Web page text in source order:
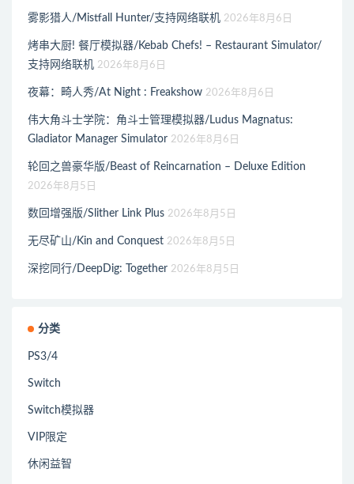
雾影猎人/Mistfall Hunter/支持网络联机 2026年8月6日
烤串大厨! 餐厅模拟器/Kebab Chefs! – Restaurant Simulator/
支持网络联机 2026年8月6日
夜幕：畸人秀/At Night : Freakshow 2026年8月6日
伟大角斗士学院：角斗士管理模拟器/Ludus Magnatus:
Gladiator Manager Simulator 2026年8月6日
轮回之兽豪华版/Beast of Reincarnation – Deluxe Edition
2026年8月5日
数回增强版/Slither Link Plus 2026年8月5日
无尽矿山/Kin and Conquest 2026年8月5日
深挖同行/DeepDig: Together 2026年8月5日
分类
PS3/4
Switch
Switch模拟器
VIP限定
休闲益智